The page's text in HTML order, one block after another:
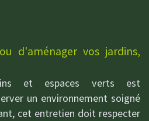
d'aménager vos jardins,
et espaces verts est
un environnement soigné
cet entretien doit respecter